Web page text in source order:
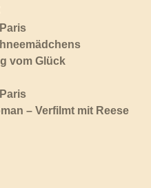
vom Glück
– Verfilmt mit Reese